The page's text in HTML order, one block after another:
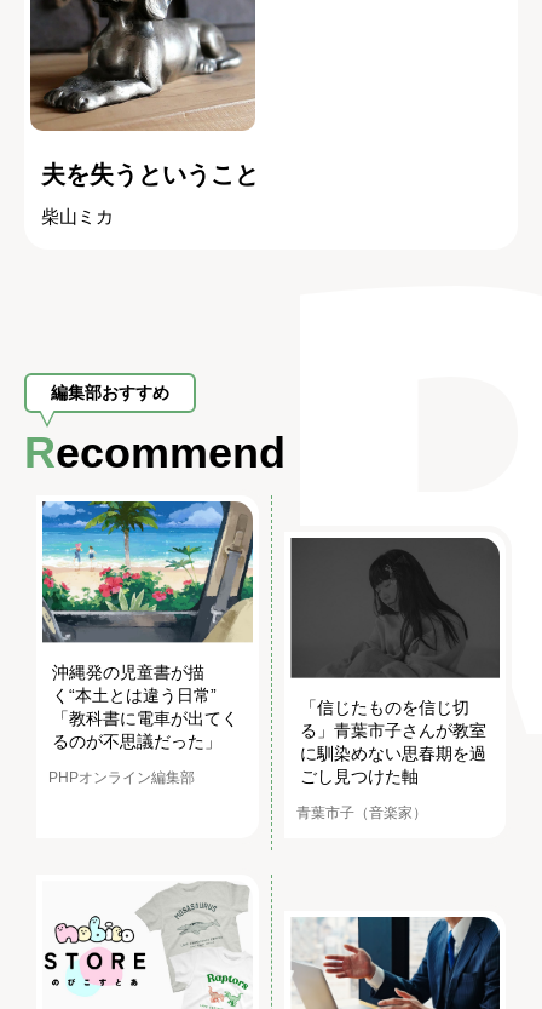
夫を失うということ
柴山ミカ
編集部おすすめ
Recommend
沖縄発の児童書が描
く“本土とは違う日常”
「教科書に電車が出てく
るのが不思議だった」
PHPオンライン編集部
「信じたものを信じ切
る」青葉市子さんが教室
に馴染めない思春期を過
ごし見つけた軸
青葉市子（音楽家）